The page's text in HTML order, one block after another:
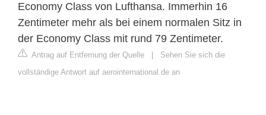
Economy Class von Lufthansa. Immerhin 16
Zentimeter mehr als bei einem normalen Sitz in
der Economy Class mit rund 79 Zentimeter.
Antrag auf Entfernung der Quelle
Sehen Sie sich die
vollständige Antwort auf aerointernational.de an